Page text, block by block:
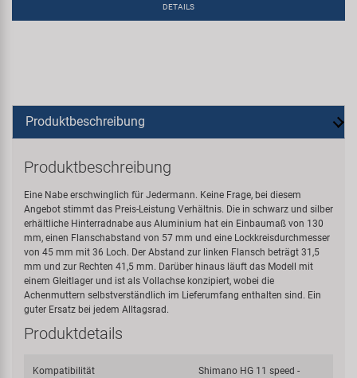
DETAILS
Produktbeschreibung
Produktbeschreibung
Eine Nabe erschwinglich für Jedermann. Keine Frage, bei diesem
Angebot stimmt das Preis-Leistung Verhältnis. Die in schwarz und silber
erhältliche Hinterradnabe aus Aluminium hat ein Einbaumaß von 130
mm, einen Flanschabstand von 57 mm und eine Lockkreisdurchmesser
von 45 mm mit 36 Loch. Der Abstand zur linken Flansch beträgt 31,5
mm und zur Rechten 41,5 mm. Darüber hinaus läuft das Modell mit
einem Gleitlager und ist als Vollachse konzipiert, wobei die
Achenmuttern selbstverständlich im Lieferumfang enthalten sind. Ein
guter Ersatz bei jedem Alltagsrad.
Produktdetails
Kompatibilität
Shimano HG 11 speed -